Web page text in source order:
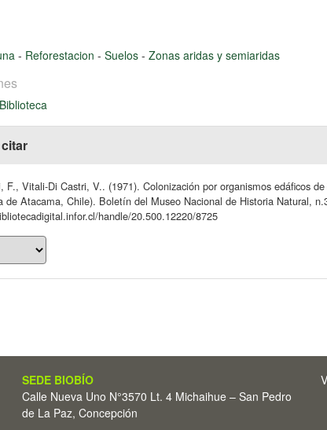
- Reforestacion - Suelos - Zonas aridas y semiaridas
F., Vitali-Di Castri, V.. (1971). Colonización por organismos edáficos
de Atacama, Chile). Boletín del Museo Nacional de Historia Natural,
handle/20.500.12220/8725
SEDE BIOBÍO
Calle Nueva Uno N°3570 Lt. 4 Michaihue – San Pedro
de La Paz, Concepción